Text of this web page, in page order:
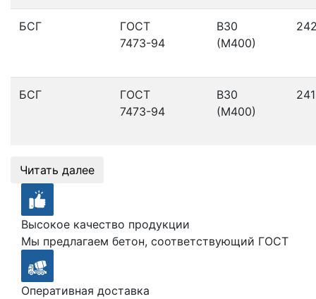
БСГ
ГОСТ
7473-94
В30
(М400)
БСГ
ГОСТ
7473-94
В30
(М400)
Читать далее
Высокое качество продукции
Мы предлагаем бетон, соответствующий ГОСТ
Оперативная доставка